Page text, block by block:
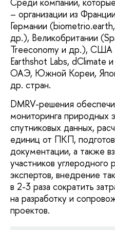
– организации из
Германии
др.), Великобритании
Treeconomy и др.), США
Earthshot Labs, dClimate
ОАЭ, Южной Кореи,
др. стран.
DMRV-решения
мониторинга природных
спутниковых данных,
единиц от ПКП,
документации, а также
участников
экспертов, внедрение
в 2-3 раза сократить
на разработку и
проектов.